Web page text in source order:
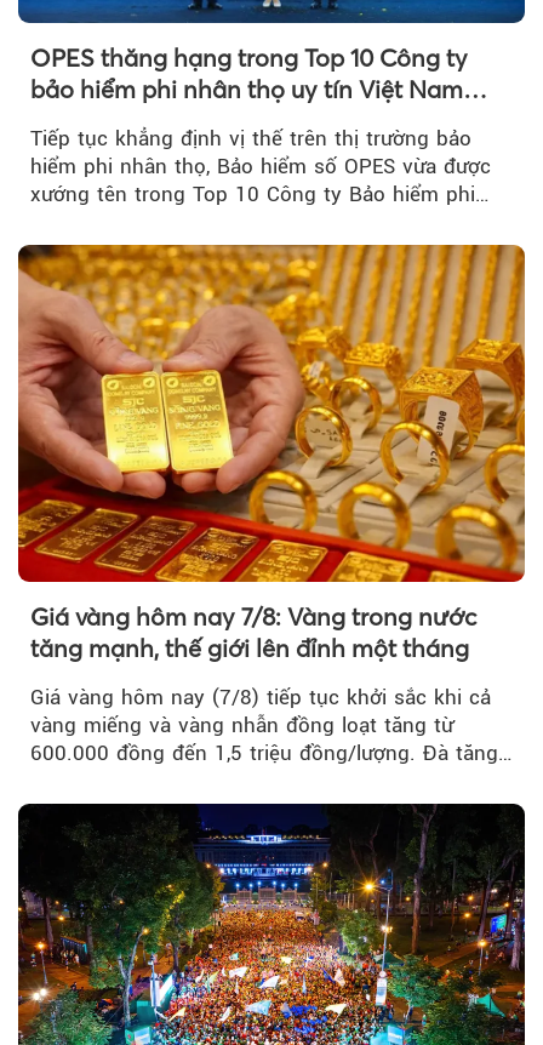
OPES thăng hạng trong Top 10 Công ty
bảo hiểm phi nhân thọ uy tín Việt Nam
Tiếp tục khẳng định vị thế trên thị trường bảo
hiểm phi nhân thọ, Bảo hiểm số OPES vừa được
xướng tên trong Top 10 Công ty Bảo hiểm phi
Giá vàng hôm nay 7/8: Vàng trong nước
tăng mạnh, thế giới lên đỉnh một tháng
Giá vàng hôm nay (7/8) tiếp tục khởi sắc khi cả
vàng miếng và vàng nhẫn đồng loạt tăng từ
600.000 đồng đến 1,5 triệu đồng/lượng. Đà tăng
vàng thế giới bứt phá lên mức cao nhất trong
một tháng.